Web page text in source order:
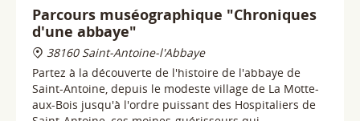
Saint-Antoine, ces moines-guérisseurs qui
rayonnèrent sur toute l'Europe médiévale.
06 AOÛT